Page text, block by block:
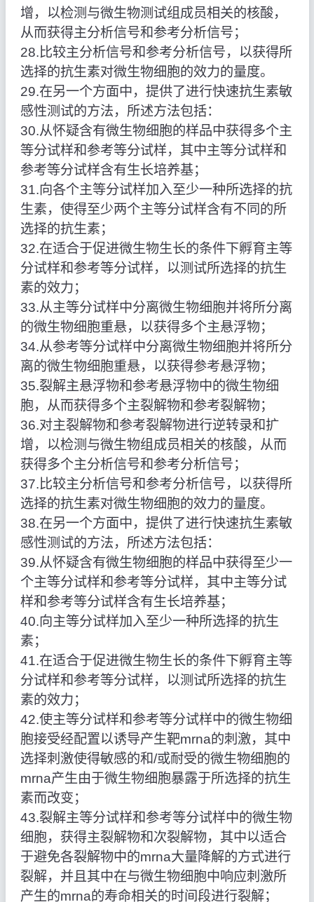
增，以检测与微生物测试组成员相关的核酸，
从而获得主分析信号和参考分析信号；
28.比较主分析信号和参考分析信号，以获得所
选择的抗生素对微生物细胞的效力的量度。
29.在另一个方面中，提供了进行快速抗生素敏
感性测试的方法，所述方法包括：
30.从怀疑含有微生物细胞的样品中获得多个主
等分试样和参考等分试样，其中主等分试样和
参考等分试样含有生长培养基；
31.向各个主等分试样加入至少一种所选择的抗
生素，使得至少两个主等分试样含有不同的所
选择的抗生素；
32.在适合于促进微生物生长的条件下孵育主等
分试样和参考等分试样，以测试所选择的抗生
素的效力；
33.从主等分试样中分离微生物细胞并将所分离
的微生物细胞重悬，以获得多个主悬浮物；
34.从参考等分试样中分离微生物细胞并将所分
离的微生物细胞重悬，以获得参考悬浮物；
35.裂解主悬浮物和参考悬浮物中的微生物细
胞，从而获得多个主裂解物和参考裂解物；
36.对主裂解物和参考裂解物进行逆转录和扩
增，以检测与微生物组成员相关的核酸，从而
获得多个主分析信号和参考分析信号；
37.比较主分析信号和参考分析信号，以获得所
选择的抗生素对微生物细胞的效力的量度。
38.在另一个方面中，提供了进行快速抗生素敏
感性测试的方法，所述方法包括：
39.从怀疑含有微生物细胞的样品中获得至少一
个主等分试样和参考等分试样，其中主等分试
样和参考等分试样含有生长培养基；
40.向主等分试样加入至少一种所选择的抗生
素；
41.在适合于促进微生物生长的条件下孵育主等
分试样和参考等分试样，以测试所选择的抗生
素的效力；
42.使主等分试样和参考等分试样中的微生物细
胞接受经配置以诱导产生靶mrna的刺激，其中
选择刺激使得敏感的和/或耐受的微生物细胞的
mrna产生由于微生物细胞暴露于所选择的抗生
素而改变；
43.裂解主等分试样和参考等分试样中的微生物
细胞，获得主裂解物和次裂解物，其中以适合
于避免各裂解物中的mrna大量降解的方式进行
裂解，并且其中在与微生物细胞中响应刺激所
产生的mrna的寿命相关的时间段进行裂解；